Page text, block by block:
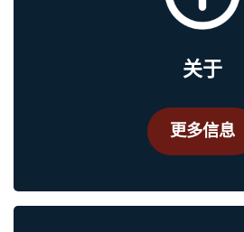
关于
更多信息